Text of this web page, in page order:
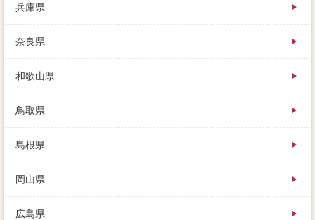
兵庫県
奈良県
和歌山県
鳥取県
島根県
岡山県
広島県